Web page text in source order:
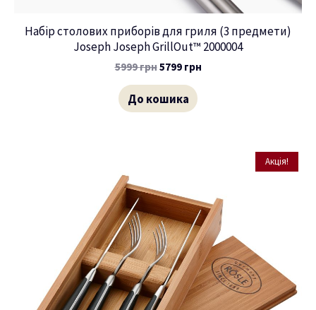
Набір столових приборів для гриля (3 предмети)
Joseph Joseph GrillOut™ 2000004
5999грн5799 грн
До кошика
Акція!